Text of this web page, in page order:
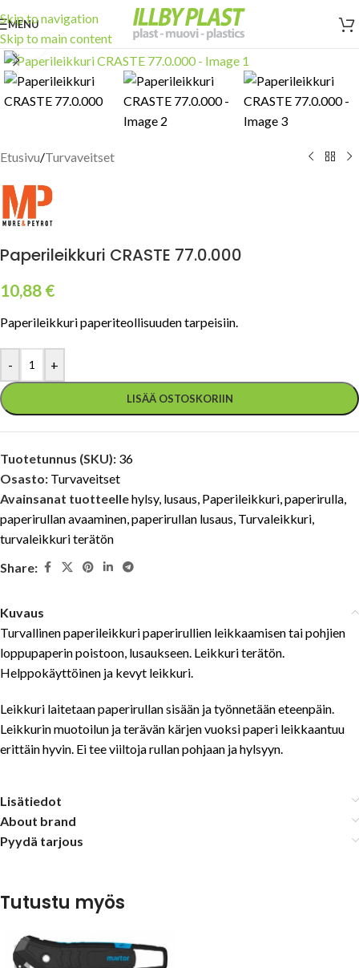
Skip to navigation
Skip to main content
MENU
Click to enlarge
Etusivu/Turvaveitset
Paperileikkuri CRASTE 77.0.000
10,88 €
Paperileikkuri paperiteollisuuden tarpeisiin.
- +
LISÄÄ OSTOSKORIIN
Tuotetunnus (SKU): 36
Osasto: Turvaveitset
Avainsanat tuotteellehylsy, lusaus Paperileikkuri paperirulla
paperirullan avaaminen paperirullan lusaus Turvaleikkuri
turvaleikkuri terätön
Share:
Kuvaus
Turvallinen paperileikkuri paperirullien leikkaamisen tai pohjien
loppupaperin poistoon, lusaukseen. Leikkuri terätön.
Helppokäyttöinen ja kevyt leikkuri.
Leikkuri laitetaan paperirullan sisään ja työnnetään eteenpäin.
Leikkurin muotoilun ja terävän kärjen vuoksi paperi leikkaantuu
erittäin hyvin. Ei tee viiltoja rullan pohjaan ja hylsyyn.
Lisätiedot
About brand
Pyydä tarjous
Tutustu myös